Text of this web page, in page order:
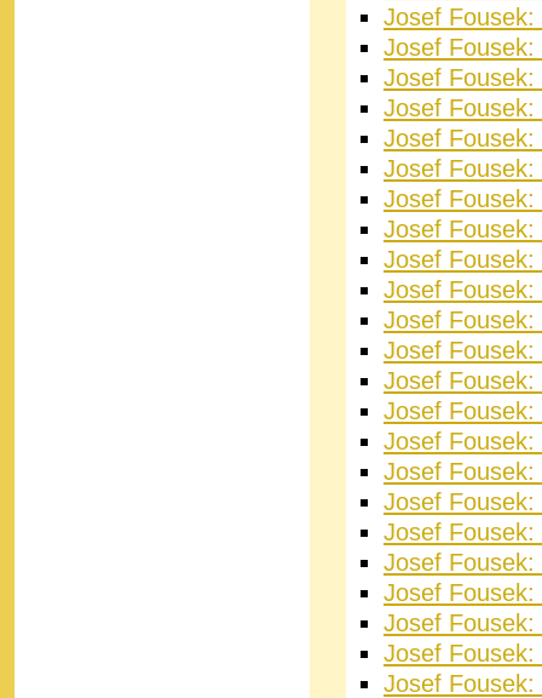
Josef
Josef
Josef
Josef
Josef
Josef
Josef
Josef
Josef
Josef
Josef
Josef
Josef
Josef
Josef Fousek:
Josef
Josef
Josef
Josef
Josef
Josef
Josef
Josef